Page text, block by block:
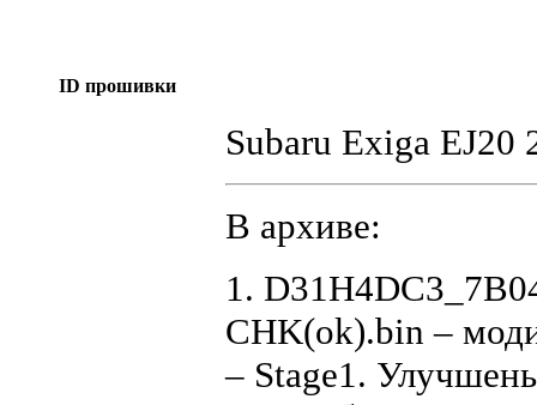
ID прошивки
Subaru Exiga
В архиве:
1.
CHK(ok).bin –
– Stage1.